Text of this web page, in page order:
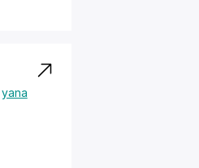
yana